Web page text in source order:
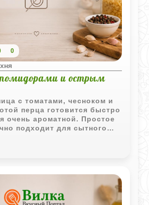
0
и острым
с томатами, чесноком и
перца готовится быстро
очень ароматной. Простое
подходит для сытного
лёгкого ужина.